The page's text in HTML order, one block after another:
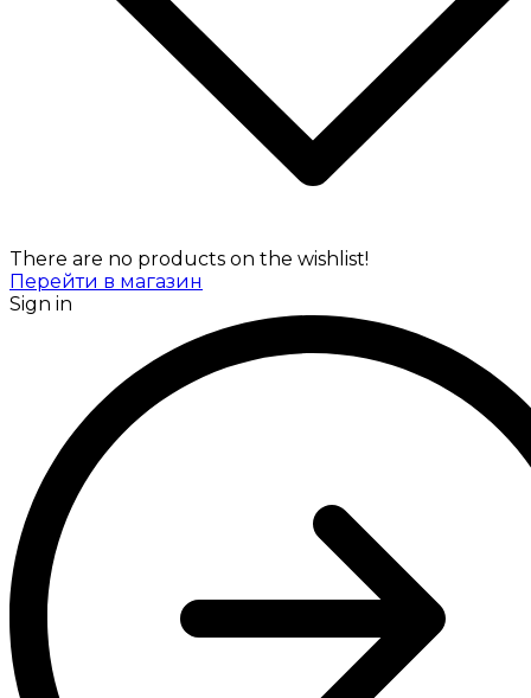
There are no products on the wishlist!
Перейти в магазин
Sign in